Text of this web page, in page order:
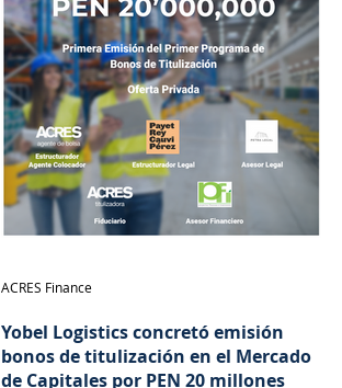
Yobel Logistics concretó emisión
bonos de titulización en el Mercado
de Capitales por PEN 20 millones
ACRES Finance